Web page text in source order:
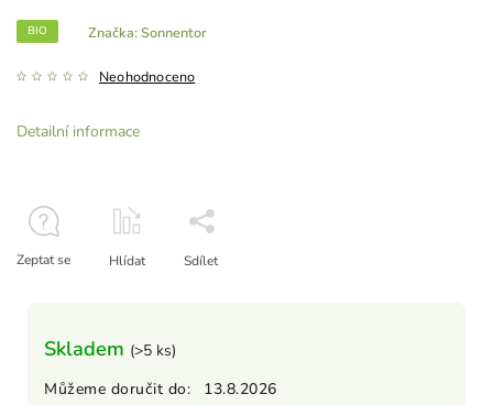
BIO
Neohodnoceno
Značka:Sonnentor
Skladem (>5 ks)
Můžeme doručit do:
13.8.2026
Detailní informace
Zeptat se Hlídat Sdílet